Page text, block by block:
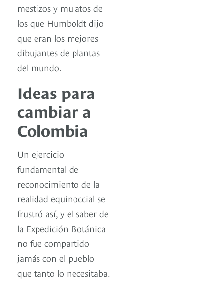
mestizos y mulatos de
los que Humboldt dijo
que eran los mejores
dibujantes de plantas
del mundo.
Ideas para
cambiar a
Colombia
Un ejercicio
fundamental de
reconocimiento de la
realidad equinoccial se
frustró así, y el saber de
la Expedición Botánica
no fue compartido
jamás con el pueblo
que tanto lo necesitaba.